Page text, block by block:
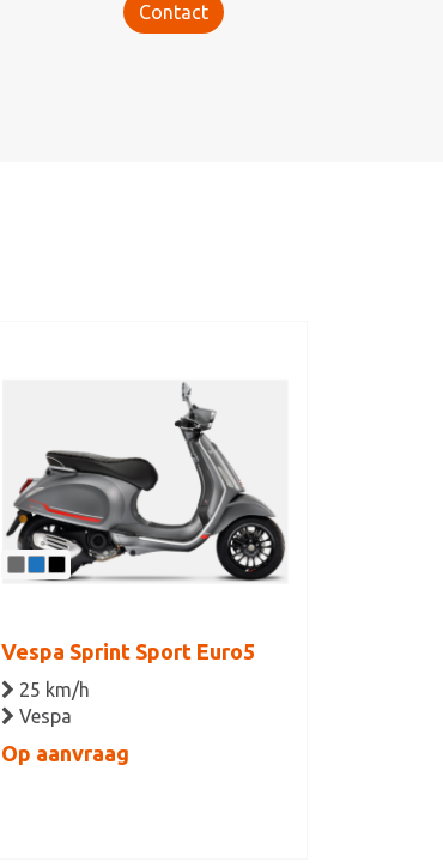
Contact
Vespa Sprint Sport Euro5
25 km/h
Vespa
Op aanvraag